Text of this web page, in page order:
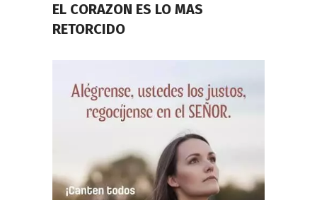
EL CORAZON ES LO MAS
RETORCIDO